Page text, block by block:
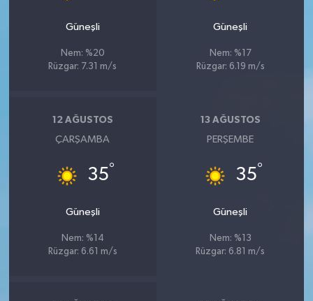
Güneşli
Nem: %20
Rüzgar: 7.31 m/s
Güneşli
Nem: %17
Rüzgar: 6.19 m/s
12 AĞUSTOS
ÇARŞAMBA
35°
Güneşli
Nem: %14
Rüzgar: 6.61 m/s
13 AĞUSTOS
PERŞEMBE
35°
Güneşli
Nem: %13
Rüzgar: 6.81 m/s